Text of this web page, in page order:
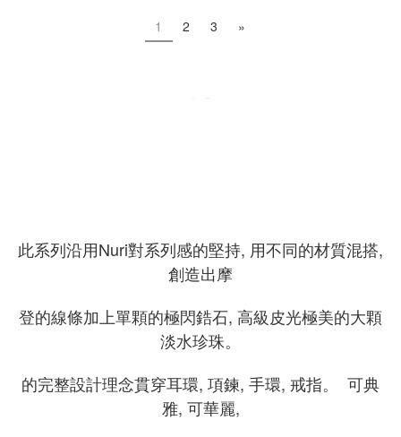
1 2 3 »
此系列沿用Nuri對系列感的堅持, 用不同的材質混搭,
創造出摩
登的線條加上單顆的極閃鋯石, 高級皮光極美的大顆
淡水珍珠。
的完整設計理念貫穿耳環, 項鍊, 手環, 戒指。 可典
雅, 可華麗,